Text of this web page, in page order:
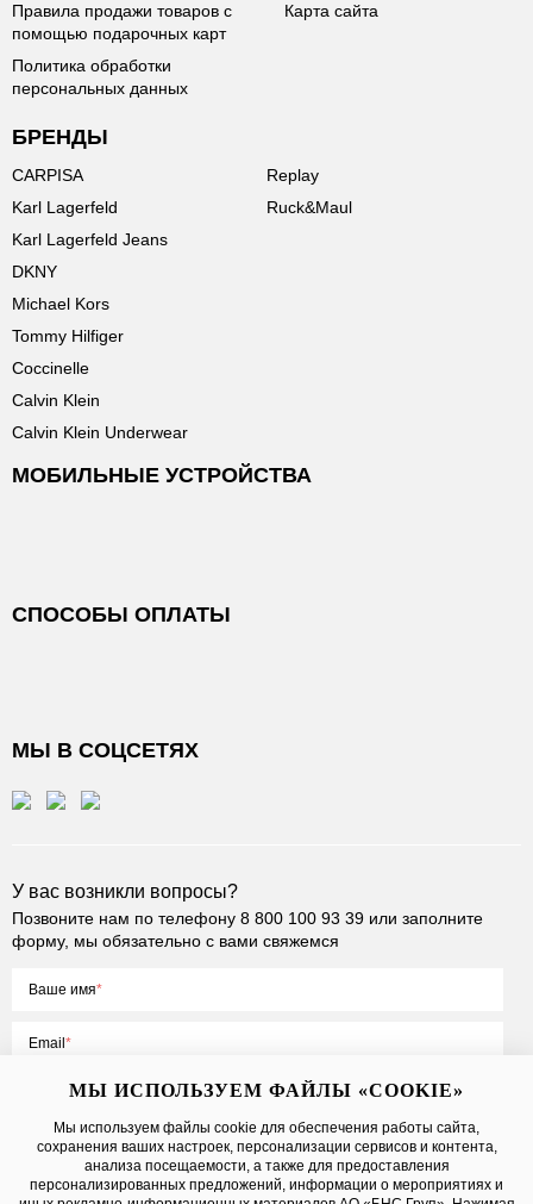
Правила продажи товаров с
помощью подарочных карт
Политика обработки
персональных данных
Карта сайта
БРЕНДЫ
CARPISA
Karl Lagerfeld
Karl Lagerfeld Jeans
DKNY
Michael Kors
Tommy Hilfiger
Coccinelle
Calvin Klein
Calvin Klein Underwear
Replay
Ruck&Maul
МОБИЛЬНЫЕ УСТРОЙСТВА
СПОСОБЫ ОПЛАТЫ
МЫ В СОЦСЕТЯХ
У вас возникли вопросы?
Позвоните нам по телефону 8 800 100 93 39 или заполните
форму, мы обязательно с вами свяжемся
Ваше имя
Email
Нажимая на кнопку «Отправить», вы принимаете условияПубличной
оферты, даетесогласие на обработку персональных данных
МЫ ИСПОЛЬЗУЕМ ФАЙЛЫ «COOKIE»
Мы используем файлы cookie для обеспечения работы сайта,
сохранения ваших настроек, персонализации сервисов и контента,
анализа посещаемости, а также для предоставления
персонализированных предложений, информации о мероприятиях и